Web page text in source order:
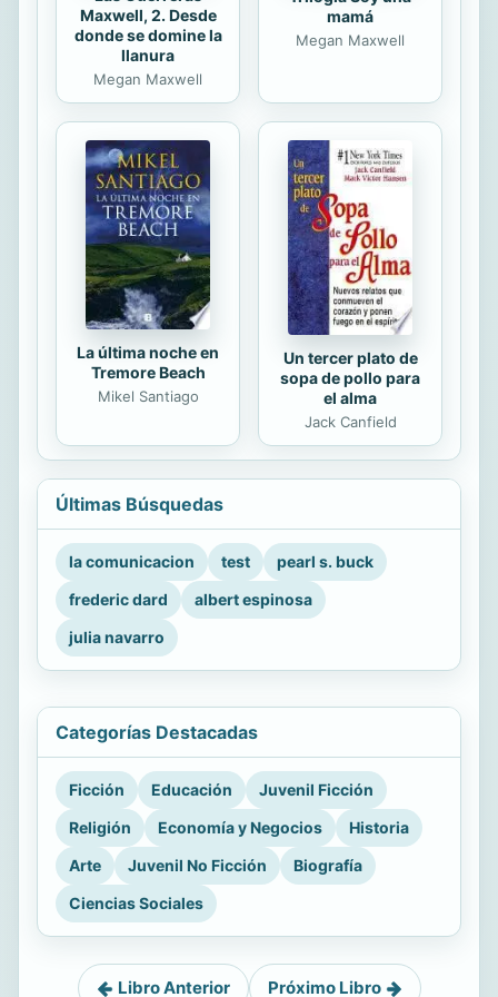
Maxwell, 2. Desde
donde se domine la
llanura
Megan Maxwell
mamá
Megan Maxwell
La última noche en
Tremore Beach
Mikel Santiago
Un tercer plato de
sopa de pollo para
el alma
Jack Canfield
Últimas Búsquedas
la comunicacion test
pearl s. buck
frederic dard
albert espinosa
julia navarro
Categorías Destacadas
Ficción Educación
Juvenil Ficción
Religión
Economía y Negocios
Historia
Arte
Juvenil No Ficción
Biografía
Ciencias Sociales
Libro Anterior Próximo Libro